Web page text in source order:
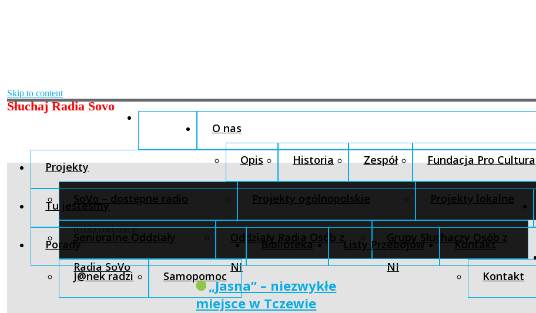
Skip to content
Słuchaj Radia Sovo
O nas
Opis Historia Zespół Fundacja Pro Cultura
Projekty
SoVo – dostępne radio
internetowe
Projekty ogólnopolskie Projekty lokalne
Tu jesteśmy
Senioralne Oddziały
Radia SoVo
Oddziały Radia Osób z
NI
Grupy Słuchaczy Osób z
NI
Porady
J@nek radzi Samopomoc
Biblioteka Listy Przebojów Kontakt
Kontakt
„Jasna” – niezwykłe
miejsce w Tczewie